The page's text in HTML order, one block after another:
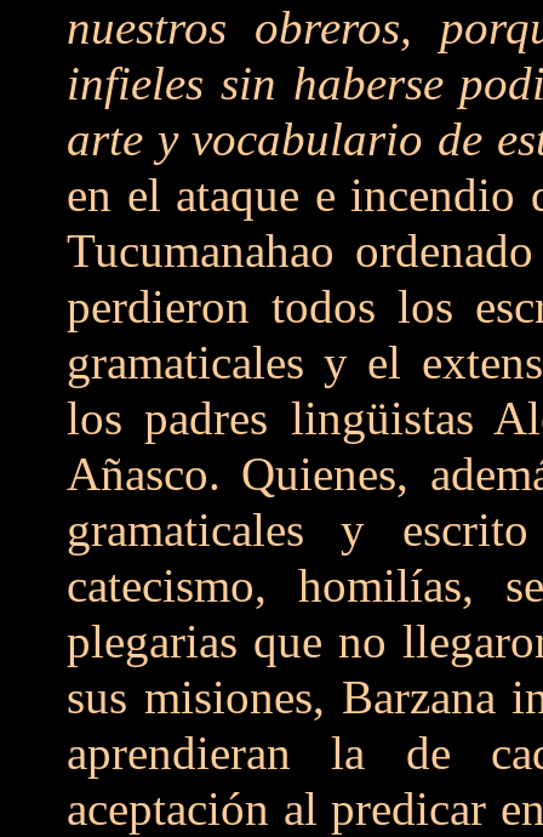
nuestros obreros,
infieles sin haberse
arte y vocabulario de
en el ataque e
Tucumanahao
perdieron todos los
gramaticales y el
los padres lingüistas
Añasco. Quienes,
gramaticales y
catecismo, homilías,
plegarias que no
sus misiones, Barzana
aprendieran la de
aceptación al predicar